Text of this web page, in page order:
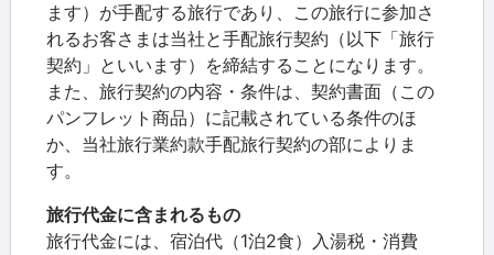
ます）が手配する旅行であり、この旅行に参加さ
れるお客さまは当社と手配旅行契約（以下「旅行
契約」といいます）を締結することになります。
また、旅行契約の内容・条件は、契約書面（この
パンフレット商品）に記載されている条件のほ
か、当社旅行業約款手配旅行契約の部によりま
す。
旅行代金に含まれるもの
旅行代金には、宿泊代（1泊2食）入湯税・消費